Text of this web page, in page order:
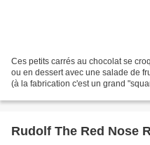
Ces petits carrés au chocolat se
ou en dessert avec une salade de
(à la fabrication c'est un grand
Rudolf The Red Nose